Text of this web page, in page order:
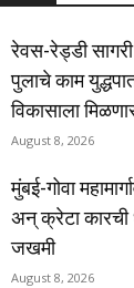
रेवस-रेड्डी
पुलाचे काम
विकासाला
August 8, 2026
मुंबई-गोवा
अन् क्रेटा
जखमी
August 8, 2026